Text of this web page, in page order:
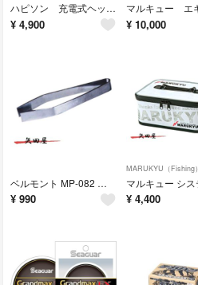
ハピソン 充電式ヘッドランプ YF-281B (5646) ヘッドランプ チェストライト
¥ 4,900 ¥ 10,000
ベルモント MP-082 美粧魚骨抜き「西型」 120mm (0825)
¥ 990
MARUKYU（Fishing）
¥ 4,400